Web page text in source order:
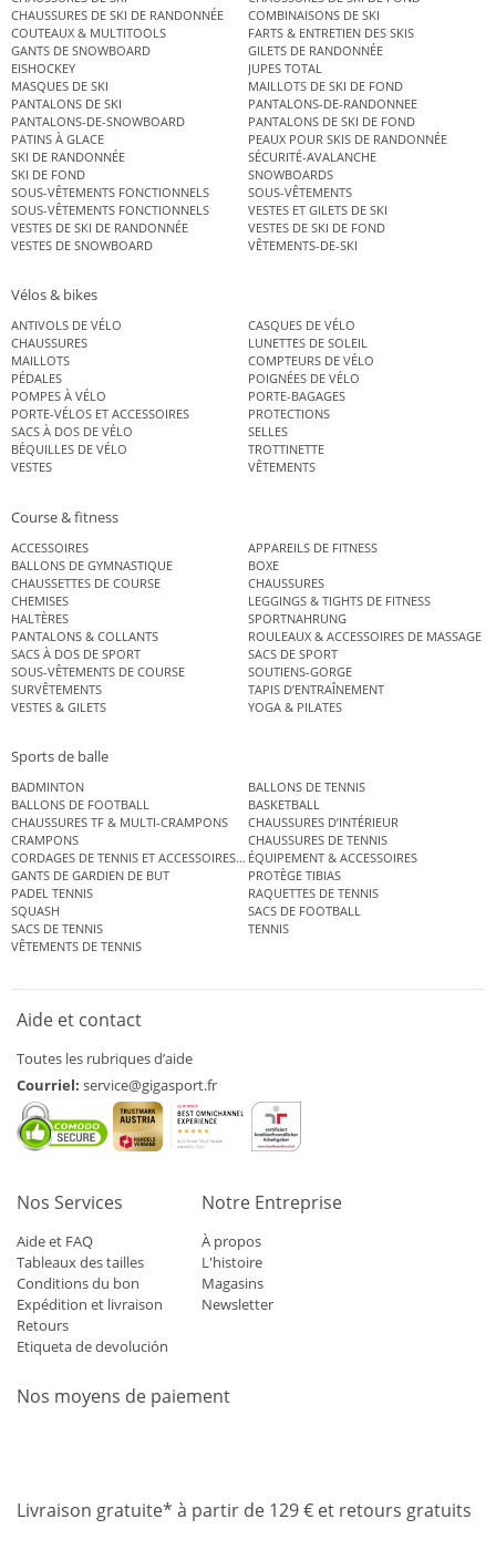
CHAUSSURES DE SKI DE RANDONNÉE
COMBINAISONS DE SKI
COUTEAUX & MULTITOOLS
FARTS & ENTRETIEN DES SKIS
GANTS DE SNOWBOARD
GILETS DE RANDONNÉE
EISHOCKEY
JUPES TOTAL
MASQUES DE SKI
MAILLOTS DE SKI DE FOND
PANTALONS DE SKI
PANTALONS-DE-RANDONNEE
PANTALONS-DE-SNOWBOARD
PANTALONS DE SKI DE FOND
PATINS À GLACE
PEAUX POUR SKIS DE RANDONNÉE
SKI DE RANDONNÉE
SÉCURITÉ-AVALANCHE
SKI DE FOND
SNOWBOARDS
SOUS-VÊTEMENTS FONCTIONNELS
SOUS-VÊTEMENTS
SOUS-VÊTEMENTS FONCTIONNELS
VESTES ET GILETS DE SKI
VESTES DE SKI DE RANDONNÉE
VESTES DE SKI DE FOND
VESTES DE SNOWBOARD
VÊTEMENTS-DE-SKI
Vélos & bikes
ANTIVOLS DE VÉLO
CASQUES DE VÉLO
CHAUSSURES
LUNETTES DE SOLEIL
MAILLOTS
COMPTEURS DE VÉLO
PÉDALES
POIGNÉES DE VÉLO
POMPES À VÉLO
PORTE-BAGAGES
PORTE-VÉLOS ET ACCESSOIRES
PROTECTIONS
SACS À DOS DE VÉLO
SELLES
BÉQUILLES DE VÉLO
TROTTINETTE
VESTES
VÊTEMENTS
Course & fitness
ACCESSOIRES
APPAREILS DE FITNESS
BALLONS DE GYMNASTIQUE
BOXE
CHAUSSETTES DE COURSE
CHAUSSURES
CHEMISES
LEGGINGS & TIGHTS DE FITNESS
HALTÈRES
SPORTNAHRUNG
PANTALONS & COLLANTS
ROULEAUX & ACCESSOIRES DE MASSAGE
SACS À DOS DE SPORT
SACS DE SPORT
SOUS-VÊTEMENTS DE COURSE
SOUTIENS-GORGE
SURVÊTEMENTS
TAPIS D’ENTRAÎNEMENT
VESTES & GILETS
YOGA & PILATES
Sports de balle
BADMINTON
BALLONS DE TENNIS
BALLONS DE FOOTBALL
BASKETBALL
CHAUSSURES TF & MULTI-CRAMPONS
CHAUSSURES D’INTÉRIEUR
CRAMPONS
CHAUSSURES DE TENNIS
CORDAGES DE TENNIS ET ACCESSOIRES DE TENNISÉQUIPEMENT & ACCESSOIRES
GANTS DE GARDIEN DE BUT
PROTÈGE TIBIAS
PADEL TENNIS
RAQUETTES DE TENNIS
SQUASH
SACS DE FOOTBALL
SACS DE TENNIS
TENNIS
VÊTEMENTS DE TENNIS
Aide et contact
Toutes les rubriques d’aide
Courriel: service@gigasport.fr
Nos Services
Aide et FAQ
Tableaux des tailles
Conditions du bon
Expédition et livraison
Retours
Etiqueta de devolución
Notre Entreprise
À propos
L'histoire
Magasins
Newsletter
Nos moyens de paiement
Livraison gratuite* à partir de 129 € et retours gratuits